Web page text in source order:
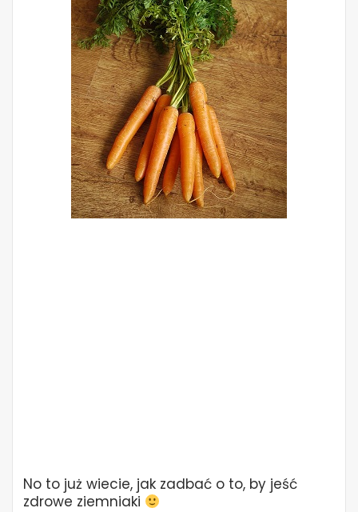
No to już wiecie, jak zadbać o to, by jeść
zdrowe ziemniaki